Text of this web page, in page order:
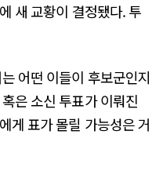
새 교황이 결정됐다. 투
어떤 이들이 후보군인지
은 소신 투표가 이뤄진
게 표가 몰릴 가능성은 거